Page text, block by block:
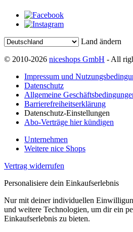
Land ändern
© 2010-2026 niceshops GmbH - All
Impressum und
Datenschutz
Allgemeine
Barrierefreiheitserklärung
Datenschutz-Einstellungen
Abo-Verträge hier kündigen
Unternehmen
Weitere nice Shops
Vertrag widerrufen
Personalisiere dein Einkaufserlebnis
Nur mit deiner individuellen
und weitere Technologien, um dir ein
Einkaufserlebnis zu bieten.